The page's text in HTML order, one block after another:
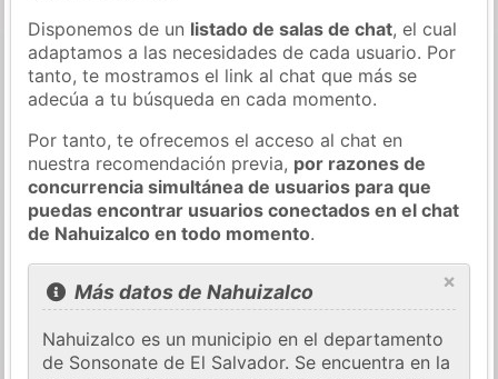
Disponemos de un listado de salas de chat, el cual
adaptamos a las necesidades de cada usuario. Por
tanto, te mostramos el link al chat que más se
adecúa a tu búsqueda en cada momento.
Por tanto, te ofrecemos el acceso al chat en
nuestra recomendación previa, por razones de
concurrencia simultánea de usuarios para que
puedas encontrar usuarios conectados en el chat
de Nahuizalco en todo momento.
×
Más datos de Nahuizalco
Nahuizalco es un municipio en el departamento
de Sonsonate de El Salvador. Se encuentra en la